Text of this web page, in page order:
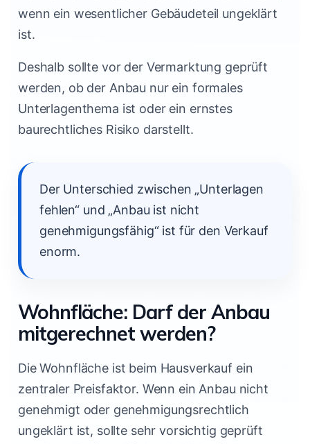
wenn ein wesentlicher Gebäudeteil ungeklärt
ist.
Deshalb sollte vor der Vermarktung geprüft
werden, ob der Anbau nur ein formales
Unterlagenthema ist oder ein ernstes
baurechtliches Risiko darstellt.
Der Unterschied zwischen „Unterlagen
fehlen“ und „Anbau ist nicht
genehmigungsfähig“ ist für den Verkauf
enorm.
Wohnfläche: Darf der Anbau
mitgerechnet werden?
Die Wohnfläche ist beim Hausverkauf ein
zentraler Preisfaktor. Wenn ein Anbau nicht
genehmigt oder genehmigungsrechtlich
ungeklärt ist, sollte sehr vorsichtig geprüft